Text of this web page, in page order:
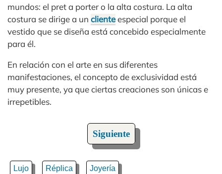
mundos: el pret a porter o la alta costura. La alta
costura se dirige a un clienteespecial porque el
vestido que se diseña está concebido especialmente
para él.
En relación con el arte en sus diferentes
manifestaciones, el concepto de exclusividad está
muy presente, ya que ciertas creaciones son únicas e
irrepetibles.
Siguiente
Lujo Réplica Joyería